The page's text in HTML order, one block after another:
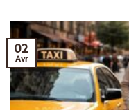
02
Avr